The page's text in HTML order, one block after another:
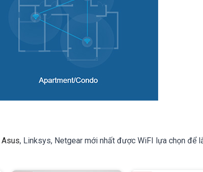
Asus, Linksys, Netgear mới nhất được WiFI lựa chọn để